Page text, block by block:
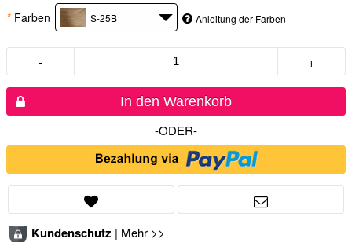
* Farben S-25B Anleitung der Farben
- +
In den Warenkorb
-ODER-
Kundenschutz | Mehr >>